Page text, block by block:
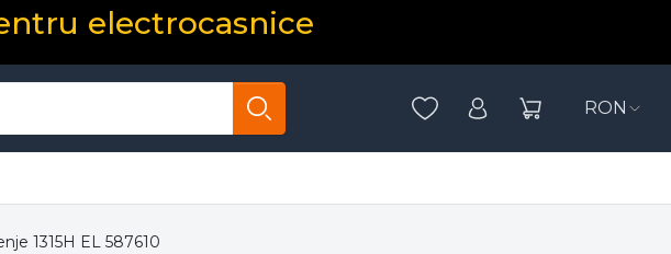
electrocasnice
RON
1315H EL 587610